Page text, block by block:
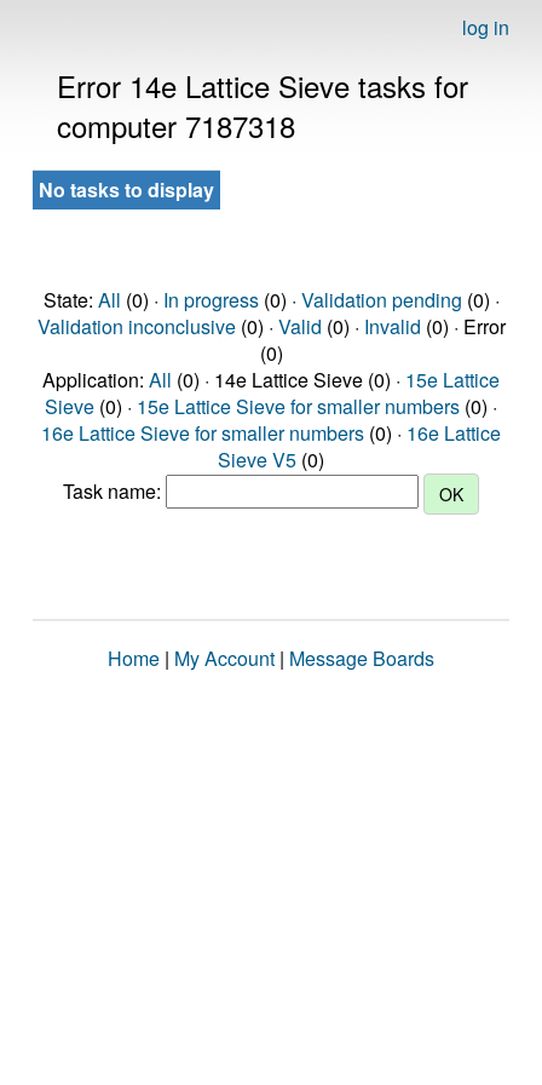
log in
Error 14e Lattice Sieve tasks for
computer 7187318
No tasks to display
State: All (0) · In progress(0) · Validation pending (0) ·
Validation inconclusive(0) · Valid (0) · Invalid (0) · Error
(0)
Application: All (0) · 14e Lattice Sieve (0) · 15e Lattice
Sieve (0) · 15e Lattice Sieve for smaller numbers (0) ·
16e Lattice Sieve for smaller numbers (0) · 16e Lattice
Sieve V5 (0)
Task name:
Home | My Account | Message Boards